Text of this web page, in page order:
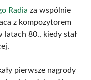
Radia za wspólnie
z kompozytorem
latach 80., kiedy stał
pierwsze nagrody